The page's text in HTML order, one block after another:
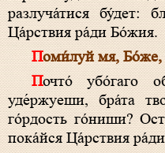
разлуча́тися бу́дет:
Ца́р­ст­вия ра́ди Бо́­жия.
Поми́луй мя,
Почто́ убо́гаго оби́диши, мзду нае́мничу
уде́ржуеши, бра́та
го́рдость го́ниши?
пока́йся Ца́р­ст­вия